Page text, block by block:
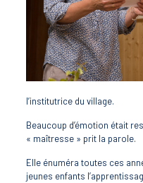
l’institutrice du village.
Beaucoup d’émotion était
« maîtresse » prit la parole.
Elle énuméra toutes ces
jeunes enfants